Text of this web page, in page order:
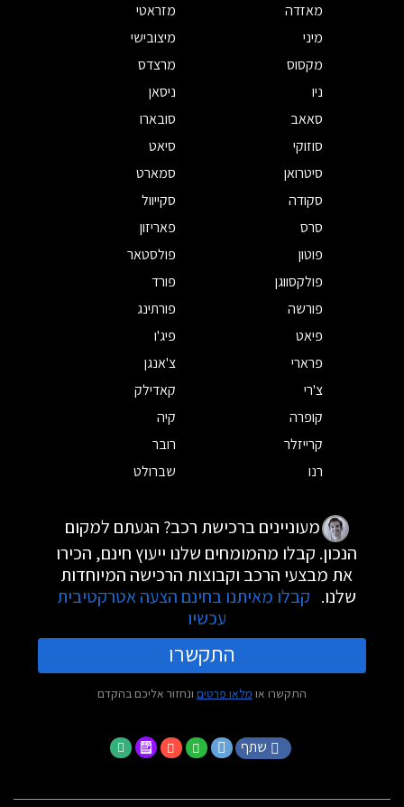
מאזדה
מזראטי
מיני
מיצובישי
מקסוס
מרצדס
ניו
ניסאן
סאאב
סובארו
סוזוקי
סיאט
סיטרואן
סמארט
סקודה
סקייוול
סרס
פאריזון
פוטון
פולסטאר
פולקסווגן
פורד
פורשה
פורתינג
פיאט
פיג'ו
פרארי
צ'אנגן
צ'רי
קאדילק
קופרה
קיה
קרייזלר
רובר
רנו
שברולט
מעוניינים ברכישת רכב? הגעתם למקום
הנכון. קבלו מהמומחים שלנו ייעוץ חינם, הכירו
את מבצעי הרכב וקבוצות הרכישה המיוחדות
שלנו. קבלו מאיתנו בחינם הצעה אטרקטיבית
עכשיו
התקשרו
התקשרו או מלאו פרטים ונחזור אליכם בהקדם
שתף